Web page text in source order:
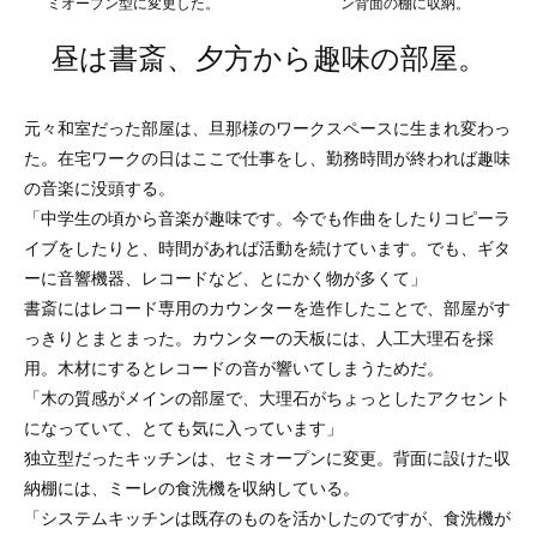
昼は書斎、夕方から趣味の部屋。
元々和室だった部屋は、旦那様のワークスペースに生まれ変わっ
た。在宅ワークの日はここで仕事をし、勤務時間が終われば趣味
の音楽に没頭する。
「中学生の頃から音楽が趣味です。今でも作曲をしたりコピーラ
イブをしたりと、時間があれば活動を続けています。でも、ギタ
ーに音響機器、レコードなど、とにかく物が多くて」
書斎にはレコード専用のカウンターを造作したことで、部屋がす
っきりとまとまった。カウンターの天板には、人工大理石を採
用。木材にするとレコードの音が響いてしまうためだ。
「木の質感がメインの部屋で、大理石がちょっとしたアクセント
になっていて、とても気に入っています」
独立型だったキッチンは、セミオープンに変更。背面に設けた収
納棚には、ミーレの食洗機を収納している。
「システムキッチンは既存のものを活かしたのですが、食洗機が